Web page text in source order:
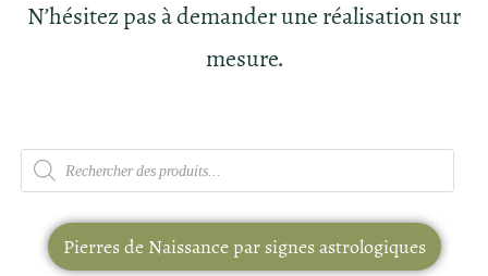
N’hésitez pas à demander une réalisation sur
mesure.
Pierres de Naissance par signes astrologiques